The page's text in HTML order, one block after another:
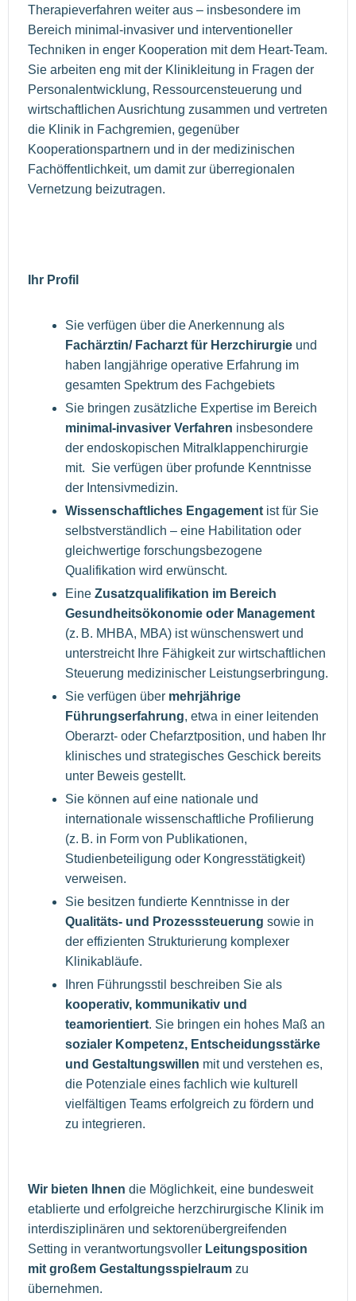
Therapieverfahren weiter aus – insbesondere im
Bereich minimal-invasiver und interventioneller
Techniken in enger Kooperation mit dem Heart-Team.
Sie arbeiten eng mit der Klinikleitung in Fragen der
Personalentwicklung, Ressourcensteuerung und
wirtschaftlichen Ausrichtung zusammen und vertreten
die Klinik in Fachgremien, gegenüber
Kooperationspartnern und in der medizinischen
Fachöffentlichkeit, um damit zur überregionalen
Vernetzung beizutragen.
Ihr Profil
Sie verfügen über die Anerkennung als
Fachärztin/ Facharzt für Herzchirurgie und
haben langjährige operative Erfahrung im
gesamten Spektrum des Fachgebiets
Sie bringen zusätzliche Expertise im Bereich
minimal-invasiver Verfahren insbesondere
der endoskopischen Mitralklappenchirurgie
mit. Sie verfügen über profunde Kenntnisse
der Intensivmedizin.
Wissenschaftliches Engagement ist für Sie
selbstverständlich – eine Habilitation oder
gleichwertige forschungsbezogene
Qualifikation wird erwünscht.
Eine Zusatzqualifikation im Bereich
Gesundheitsökonomie oder Management
(z. B. MHBA, MBA) ist wünschenswert und
unterstreicht Ihre Fähigkeit zur wirtschaftlichen
Steuerung medizinischer Leistungserbringung.
Sie verfügen über mehrjährige
Führungserfahrung, etwa in einer leitenden
Oberarzt- oder Chefarztposition, und haben Ihr
klinisches und strategisches Geschick bereits
unter Beweis gestellt.
Sie können auf eine nationale und
internationale wissenschaftliche Profilierung
(z. B. in Form von Publikationen,
Studienbeteiligung oder Kongresstätigkeit)
verweisen.
Sie besitzen fundierte Kenntnisse in der
Qualitäts- und Prozesssteuerung sowie in
der effizienten Strukturierung komplexer
Klinikabläufe.
Ihren Führungsstil beschreiben Sie als
kooperativ, kommunikativ und
teamorientiert. Sie bringen ein hohes Maß an
sozialer Kompetenz, Entscheidungsstärke
und Gestaltungswillen mit und verstehen es,
die Potenziale eines fachlich wie kulturell
vielfältigen Teams erfolgreich zu fördern und
zu integrieren.
Wir bieten Ihnen die Möglichkeit, eine bundesweit
etablierte und erfolgreiche herzchirurgische Klinik im
interdisziplinären und sektorenübergreifenden
Setting in verantwortungsvoller Leitungsposition
mit großem Gestaltungsspielraum zu
übernehmen.